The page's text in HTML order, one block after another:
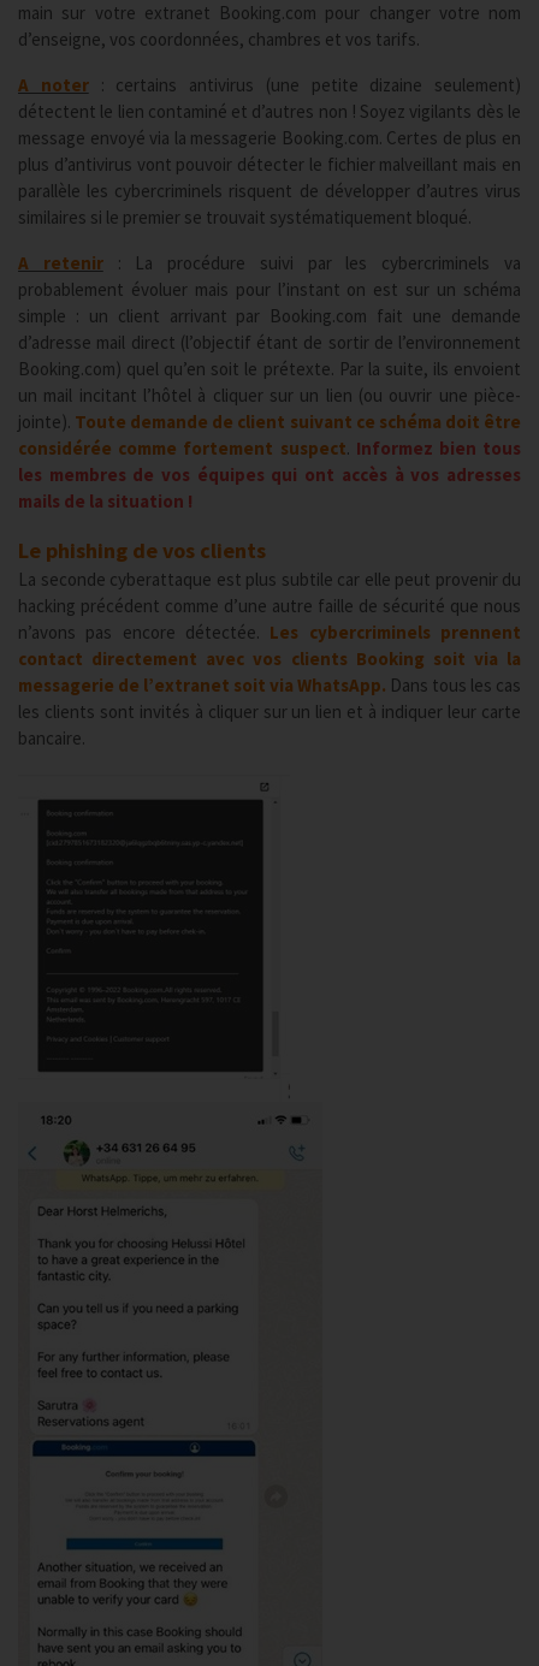
main sur votre extranet Booking.com pour changer votre nom
d’enseigne, vos coordonnées, chambres et vos tarifs.
A noter: certains antivirus (une petite dizaine seulement)
détectent le lien contaminé et d’autres non ! Soyez vigilants dès le
message envoyé via la messagerie Booking.com. Certes de plus en
plus d’antivirus vont pouvoir détecter le fichier malveillant mais en
parallèle les cybercriminels risquent de développer d’autres virus
similaires si le premier se trouvait systématiquement bloqué.
A retenir: La procédure suivi par les cybercriminels va
probablement évoluer mais pour l’instant on est sur un schéma
simple : un client arrivant par Booking.com fait une demande
d’adresse mail direct (l’objectif étant de sortir de l’environnement
Booking.com) quel qu’en soit le prétexte. Par la suite, ils envoient
un mail incitant l’hôtel à cliquer sur un lien (ou ouvrir une pièce-
jointe). Toute demande de client suivant ce schéma doit être
considérée comme fortement suspect. Informez bien tous
les membres de vos équipes qui ont accès à vos adresses
mails de la situation !
Le phishing de vos clients
La seconde cyberattaque est plus subtile car elle peut provenir du
hacking précédent comme d’une autre faille de sécurité que nous
n’avons pas encore détectée. Les cybercriminels prennent
contact directement avec vos clients Booking soit via la
messagerie de l’extranet soit via WhatsApp. Dans tous les cas
les clients sont invités à cliquer sur un lien et à indiquer leur carte
bancaire.